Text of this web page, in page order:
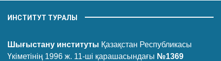
ИНСТИТУТ ТУРАЛЫ
Шығыстану институты Қазақстан Республикасы
Үкіметінің 1996 ж. 11-ші қарашасындағы №1369